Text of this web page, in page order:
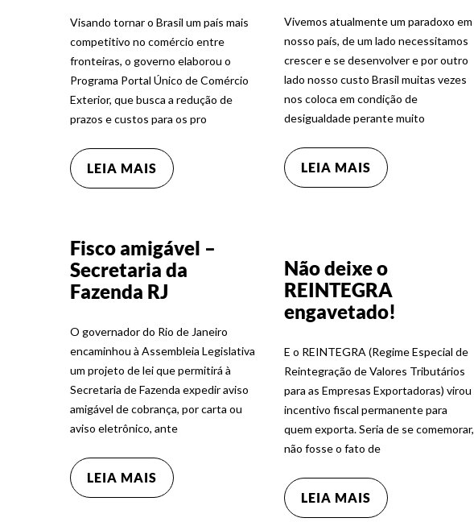
Visando tornar o Brasil um país mais
competitivo no comércio entre
fronteiras, o governo elaborou o
Programa Portal Único de Comércio
Exterior, que busca a redução de
prazos e custos para os pro
LEIA MAIS
Vivemos atualmente um paradoxo em
nosso país, de um lado necessitamos
crescer e se desenvolver e por outro
lado nosso custo Brasil muitas vezes
nos coloca em condição de
desigualdade perante muito
LEIA MAIS
Não deixe o
REINTEGRA
engavetado!
E o REINTEGRA (Regime Especial de
Reintegração de Valores Tributários
para as Empresas Exportadoras) virou
incentivo fiscal permanente para
quem exporta. Seria de se comemorar,
não fosse o fato de
LEIA MAIS
Fisco amigável –
Secretaria da
Fazenda RJ
O governador do Rio de Janeiro
encaminhou à Assembleia Legislativa
um projeto de lei que permitirá à
Secretaria de Fazenda expedir aviso
amigável de cobrança, por carta ou
aviso eletrônico, ante
LEIA MAIS